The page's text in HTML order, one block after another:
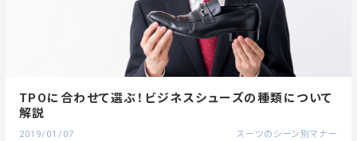
TPOに合わせて選ぶ！ビジネスシューズの種類について
解説
2019/01/07 スーツのシーン別マナー